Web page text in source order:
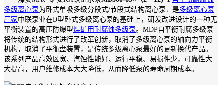
多级离心泵 为卧式单吸多级分段式/节段式结构离心泵，是多级离心泵
厂家中联泵业在D型卧式多级离心泵的基础上，研发改进设计的一种无
平衡装置的高压防爆型煤矿用耐腐蚀多级泵。MDP自平衡耐腐多级泵
将传统的结构形式进行了改革创新，取消了多级离心泵的轴向力平衡
机构，取消了平衡盘装置，是传统多级离心泵最好的更新换代产品。
该系列产品高效区宽、汽蚀性能好、运行平稳、易损件少，可靠性大
大提高，用户维修成本大大降低，从而降低泵的寿命周期成本。